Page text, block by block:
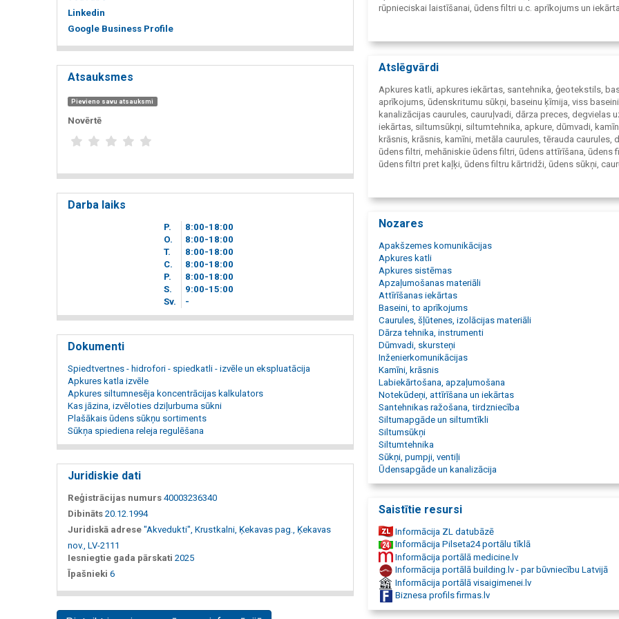
Linkedin
Google Business Profile
Atsauksmes
Pievieno savu atsauksmi
Novērtē
Darba laiks
P. 8 00-18 00
O.
8 00-18 00
T.
8 00-18 00
C.
8 00-18 00
P.
8 00-18 00
S.
9 00-15 00
Sv.
-
Dokumenti
Spiedtvertnes - hidrofori - spiedkatli - izvēle un ekspluatācija
Apkures katla izvēle
Apkures siltumnesēja koncentrācijas kalkulators
Kas jāzina, izvēloties dziļurbuma sūkni
Plašākais ūdens sūkņu sortiments
Sūkņa spiediena releja regulēšana
Juridiskie dati
Reģistrācijas numurs 40003236340
Dibināts 20.12.1994
Juridiskā adrese "Akvedukti", Krustkalni, Ķekavas pag., Ķekavas
nov., LV-2111
Iesniegtie gada pārskati 2025
Īpašnieki 6
rūpnieciskai laistīšanai, ūdens filtri u.c. aprīkojums un
piegādāts tieši no labākajiem ražotājiem. Nodrošinām
Atslēgvārdi
Apkures katli, apkures iekārtas, santehnika, ģeotekstils,
aprīkojums, ūdenskritumu sūkņi, baseinu ķīmija, viss
kanalizācijas caurules, cauruļvadi, dārza preces, degvielas
iekārtas, siltumsūkņi, siltumtehnika, apkure, dūmvadi,
krāsnis, krāsnis, kamīni, metāla caurules, tērauda caurules,
ūdens filtri, mehāniskie ūdens filtri, ūdens attīrīšana, ūdens
ūdens filtri pret kaļķi, ūdens filtru kārtridži, ūdens sūkņi,
santehnikas tirdzniecība, laistīšanas iekārtas, radiatori,
atloka flanču blīves, blīvējamie materiāli, siltumizolācija,
dūmvadi, krāsnis un kamīni, sūkņi, pumpji, vārsti, ventiļi,
strūklakas, strūklaku apgaismojums, strūklaku sūkņi,
sūkņi, drenāžas sūkņi, kanalizācijas sūkņi, degvielas sūkņi,
apkures katli, malkas apkures katli, granulu apkures katli,
apkures katli, siltummaiņi, skatakas un nosēdakas, apkures
cirkulācijas sūkņi, baseina sūkņi, dārza sūkņi, Grundfos, Wilo,
Pedrollo, Pentair, Nocchi, Calpeda, Delfin, Oase, gāzes katli,
katli, malkas katli, DeDietrich, Bosch, Junkers, Centrometal,
Laval, Kelvion, Swep, akumulācijas tvertnes, Elbi, ūdens
septiķi, bioloģiskā attīrīšana, tauku atdalītāji, naftas
baseina filtri, noslēgarmatūra, krāni, aizbīdņi, solenoīdi,
krāni, remontuzmavas, Naval, Gebo, rūpnieciski izolētas
veidgabali, presējami veidgabali, ppr caurules, drenāžas
skatakas, nosēdakas, hidrofori, spiedkatli, izplešanās trauki,
izplešanās tvertnes, jaucējkrāni, apkures radiatori, dvieļu
siltās grīdas, ūdens sildītāji, boileri, apkures armatūra, ESBE,
SALUS, Danfoss, Siemens, siltumnesēji, manometri,
atgaisotāji, solārās sistēmas, laistīšanas šļūtenes, dārza
laistīšanas sistēmas, dārza laistītāji, pazemes laistīšana,
laistīšana, dīķu filtri, peldošas strūklakas, aeratori, Aco,
santehnikas veikals.
Nozares
Apakšzemes komunikācijas
Apkures katli
Apkures sistēmas
Apzaļumošanas materiāli
Attīrīšanas iekārtas
Baseini, to aprīkojums
Caurules, šļūtenes, izolācijas materiāli
Dārza tehnika, instrumenti
Dūmvadi, skursteņi
Inženierkomunikācijas
Kamīni, krāsnis
Labiekārtošana, apzaļumošana
Notekūdeņi, attīrīšana un iekārtas
Santehnikas ražošana, tirdzniecība
Siltumapgāde un siltumtīkli
Siltumsūkņi
Siltumtehnika
Sūkņi, pumpji, ventiļi
Ūdensapgāde un kanalizācija
Saistītie resursi
Informācija ZL datubāzē
Informācija Pilseta24 portālu tīklā
Informācija portālā medicine.lv
Informācija portālā building.lv - par būvniecību Latvijā
Informācija portālā visaigimenei.lv
Biznesa profils firmas.lv